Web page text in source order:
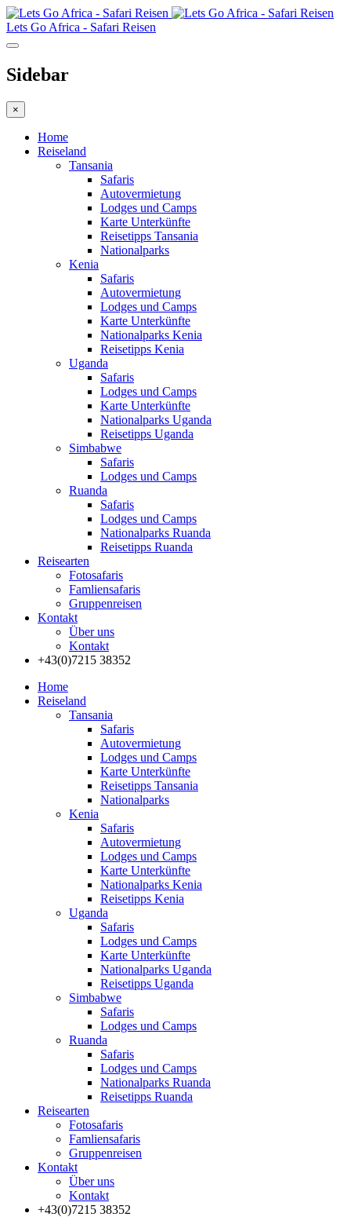
Lets Go Africa - Safari Reisen
Sidebar
×
Home
Reiseland
Tansania
Safaris
Autovermietung
Lodges und Camps
Karte Unterkünfte
Reisetipps Tansania
Nationalparks
Kenia
Safaris
Autovermietung
Lodges und Camps
Karte Unterkünfte
Nationalparks Kenia
Reisetipps Kenia
Uganda
Safaris
Lodges und Camps
Karte Unterkünfte
Nationalparks Uganda
Reisetipps Uganda
Simbabwe
Safaris
Lodges und Camps
Ruanda
Safaris
Lodges und Camps
Nationalparks Ruanda
Reisetipps Ruanda
Reisearten
Fotosafaris
Famliensafaris
Gruppenreisen
Kontakt
Über uns
Kontakt
+43(0)7215 38352
Home
Reiseland
Tansania
Safaris
Autovermietung
Lodges und Camps
Karte Unterkünfte
Reisetipps Tansania
Nationalparks
Kenia
Safaris
Autovermietung
Lodges und Camps
Karte Unterkünfte
Nationalparks Kenia
Reisetipps Kenia
Uganda
Safaris
Lodges und Camps
Karte Unterkünfte
Nationalparks Uganda
Reisetipps Uganda
Simbabwe
Safaris
Lodges und Camps
Ruanda
Safaris
Lodges und Camps
Nationalparks Ruanda
Reisetipps Ruanda
Reisearten
Fotosafaris
Famliensafaris
Gruppenreisen
Kontakt
Über uns
Kontakt
+43(0)7215 38352